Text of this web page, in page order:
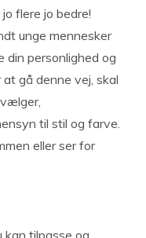
flere jo bedre!
unge mennesker
personlighed og
gå denne vej, skal
til stil og farve.
eller ser for
kan tilpasse og